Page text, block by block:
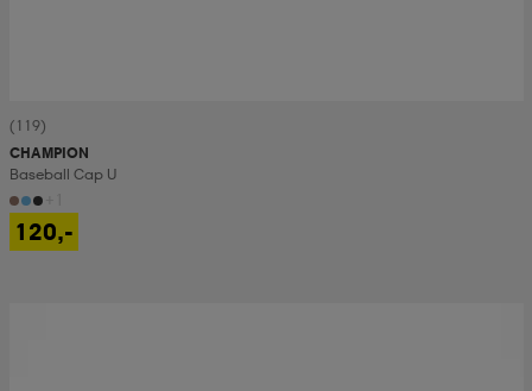
(119)
CHAMPION
Baseball Cap U
120,-